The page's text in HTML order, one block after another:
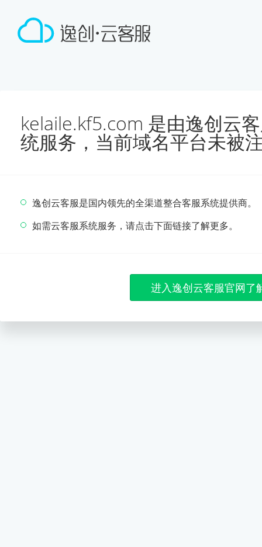
kelaile.kf5.com 是由逸创云
统服务，当前域名平台未被
逸创云客服是国内领先的全渠道整合客服系统提供商。
如需云客服系统服务，请点击下面链接了解更多。
进入逸创云客服官网了